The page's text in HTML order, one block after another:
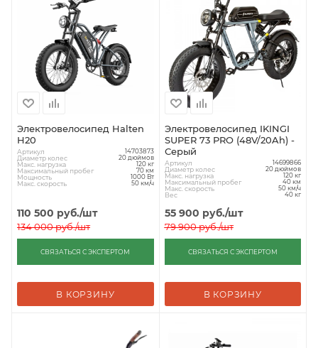
Электровелосипед Halten
H20
Артикул 14703873
Диаметр колес 20 дюймов
Макс. нагрузка 120 кг
Максимальный пробег 70 км
Мощность 1000 Вт
Макс. скорость 50 км/ч
110 500 руб./шт
134 000руб./шт
СВЯЗАТЬСЯ С ЭКСПЕРТОМ
В КОРЗИНУ
Электровелосипед IKINGI
SUPER 73 PRO (48V/20Ah) -
Серый
Артикул 14699866
Диаметр колес 20 дюймов
Макс. нагрузка 120 кг
Максимальный пробег 40 км
Макс. скорость 50 км/ч
Вес 40 кг
55 900 руб./шт
79 900руб./шт
СВЯЗАТЬСЯ С ЭКСПЕРТОМ
В КОРЗИНУ